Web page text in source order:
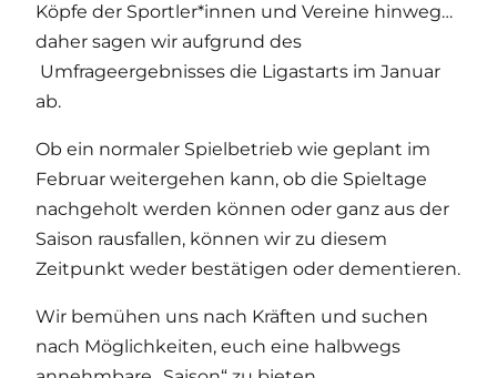
Köpfe der Sportler*innen und Vereine hinweg…
daher sagen wir aufgrund des
Umfrageergebnisses die Ligastarts im Januar
ab.
Ob ein normaler Spielbetrieb wie geplant im
Februar weitergehen kann, ob die Spieltage
nachgeholt werden können oder ganz aus der
Saison rausfallen, können wir zu diesem
Zeitpunkt weder bestätigen oder dementieren.
Wir bemühen uns nach Kräften und suchen
nach Möglichkeiten, euch eine halbwegs